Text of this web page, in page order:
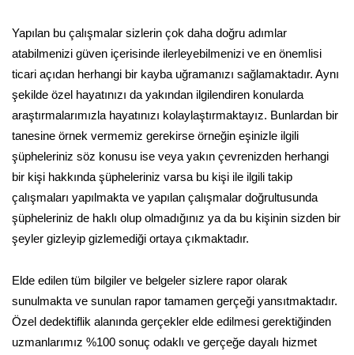
Yapılan bu çalışmalar sizlerin çok daha doğru adımlar
atabilmenizi güven içerisinde ilerleyebilmenizi ve en önemlisi
ticari açıdan herhangi bir kayba uğramanızı sağlamaktadır. Aynı
şekilde özel hayatınızı da yakından ilgilendiren konularda
araştırmalarımızla hayatınızı kolaylaştırmaktayız. Bunlardan bir
tanesine örnek vermemiz gerekirse örneğin eşinizle ilgili
şüpheleriniz söz konusu ise veya yakın çevrenizden herhangi
bir kişi hakkında şüpheleriniz varsa bu kişi ile ilgili takip
çalışmaları yapılmakta ve yapılan çalışmalar doğrultusunda
şüpheleriniz de haklı olup olmadığınız ya da bu kişinin sizden bir
şeyler gizleyip gizlemediği ortaya çıkmaktadır.
Elde edilen tüm bilgiler ve belgeler sizlere rapor olarak
sunulmakta ve sunulan rapor tamamen gerçeği yansıtmaktadır.
Özel dedektiflik alanında gerçekler elde edilmesi gerektiğinden
uzmanlarımız %100 sonuç odaklı ve gerçeğe dayalı hizmet